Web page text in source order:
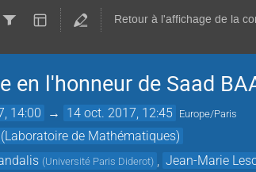
Retour à l'affichage de la
en l'honneur de Saad
14:00 → 14 oct. 2017, 12:45 Europe/Paris
de Mathématiques)
(Université Paris Diderot) Jean-Marie